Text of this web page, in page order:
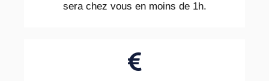
sera chez vous en moins de 1h.